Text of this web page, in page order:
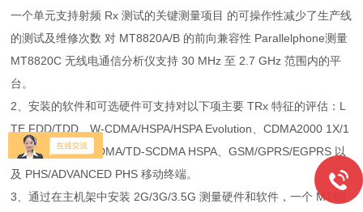
一个单元支持射频 Rx 测试的关键测量项目 的可操作性减少了生产线
的测试及维修次数 对 MT8820A/B 的前向兼容性 Parallelphone测量
MT8820C 无线电通信分析仪支持 30 MHz 至 2.7 GHz 范围内的平
台。
2、安装的软件和可选硬件可支持对以下项主要 TRx 特征的评估：L
TE FDD/TDD、W-CDMA/HSPA/HSPA Evolution、CDMA2000 1X/1
xEV-DO、TD-SCDMA/TD-SCDMA HSPA、GSM/GPRS/EGPRS 以
及 PHS/ADVANCED PHS 移动终端。
3、通过在主机架中安装 2G/3G/3.5G 测量硬件和软件，一个 MT88